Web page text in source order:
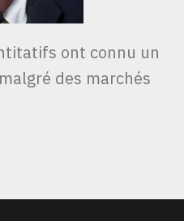
ont connu un
des marchés